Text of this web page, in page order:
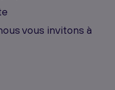
vous invitons à